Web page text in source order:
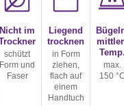
Nicht im
schützt
Form und
Faser
Liegend
trocknen
in Form
ziehen,
flach auf
einem
Handtuch
max.
150